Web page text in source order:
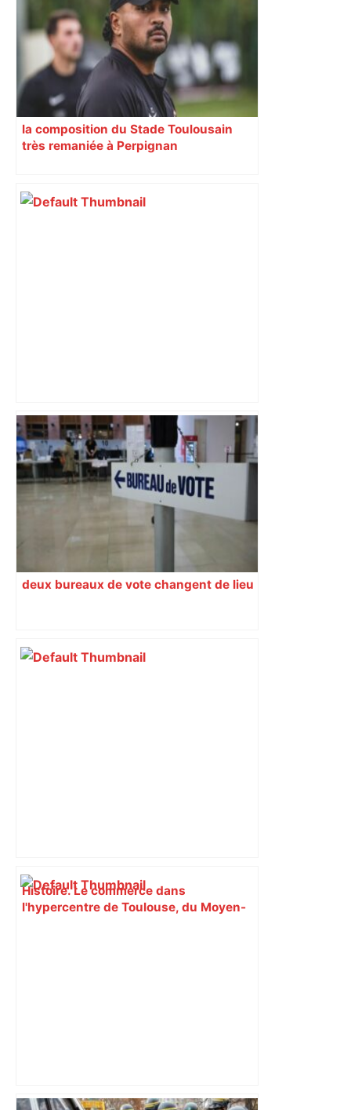
la composition du Stade Toulousain
très remaniée à Perpignan
Vous pensiez que c’était comme une
voiture ? La vérité sur les avions qui
reculent – ici.fr
deux bureaux de vote changent de lieu
Histoire. Le commerce dans
l'hypercentre de Toulouse, du Moyen-